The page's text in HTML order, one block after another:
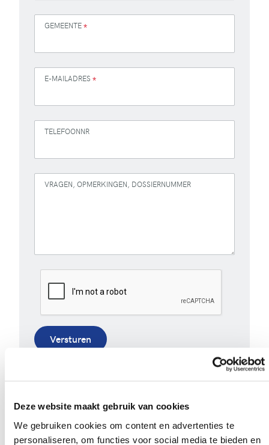
Deze website maakt gebruik van cookies
We gebruiken cookies om content en advertenties te
personaliseren, om functies voor social media te bieden en
GEMEENTE*
E-MAILADRES *
TELEFOONNR
VRAGEN, OPMERKINGEN, DOSSIERNUMMER
Versturen
opmerking. Bekijk ons volledigprivacybeleid